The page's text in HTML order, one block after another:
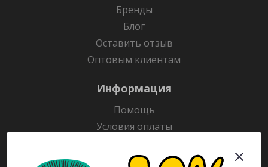
Бренды
Блог
Оставить отзыв
Оптовым клиентам
Информация
Помощь
Условия оплаты
Гарантия на товар